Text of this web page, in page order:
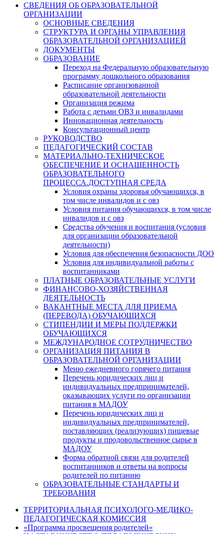
СВЕДЕНИЯ ОБ ОБРАЗОВАТЕЛЬНОЙ
ОРГАНИЗАЦИИ
ОСНОВНЫЕ СВЕДЕНИЯ
СТРУКТУРА И ОРГАНЫ УПРАВЛЕНИЯ
ОБРАЗОВАТЕЛЬНОЙ ОРГАНИЗАЦИЕЙ
ДОКУМЕНТЫ
ОБРАЗОВАНИЕ
Переход на Федеральную образовательную
программу дошкольного образования
Расписание организованной
образовательной деятельности
Организация режима
Работа с детьми ОВЗ и инвалидами
Инновационная деятельность
Консультационный центр
РУКОВОДСТВО
ПЕДАГОГИЧЕСКИЙ СОСТАВ
МАТЕРИАЛЬНО-ТЕХНИЧЕСКОЕ
ОБЕСПЕЧЕНИЕ И ОСНАЩЕННОСТЬ
ОБРАЗОВАТЕЛЬНОГО
ПРОЦЕССА.ДОСТУПНАЯ СРЕДА
Условия охраны здоровья обучающихся, в
том числе инвалидов и с овз
Условия питания обучающихся, в том числе
инвалидов и с овз
Средства обучения и воспитания (условия
для организации образовательной
деятельности)
Условия для обеспечения безопасности ДОО
Условия для индивидуальной работы с
воспитанниками
ПЛАТНЫЕ ОБРАЗОВАТЕЛЬНЫЕ УСЛУГИ
ФИНАНСОВО-ХОЗЯЙСТВЕННАЯ
ДЕЯТЕЛЬНОСТЬ
ВАКАНТНЫЕ МЕСТА ДЛЯ ПРИЕМА
(ПЕРЕВОДА) ОБУЧАЮЩИХСЯ
СТИПЕНДИИ И МЕРЫ ПОДДЕРЖКИ
ОБУЧАЮЩИХСЯ
МЕЖДУНАРОДНОЕ СОТРУДНИЧЕСТВО
ОРГАНИЗАЦИЯ ПИТАНИЯ В
ОБРАЗОВАТЕЛЬНОЙ ОРГАНИЗАЦИИ
Меню ежедневного горячего питания
Перечень юридических лиц и
индивидуальных предпринимателей,
оказывающих услуги по организации
питания в МАДОУ
Перечень юридических лиц и
индивидуальных предпринимателей,
поставляющих (реализующих) пищевые
продукты и продовольственное сырье в
МАДОУ
Форма обратной связи для родителей
воспитанников и ответы на вопросы
родителей по питанию
ОБРАЗОВАТЕЛЬНЫЕ СТАНДАРТЫ И
ТРЕБОВАНИЯ
ТЕРРИТОРИАЛЬНАЯ ПСИХОЛОГО-МЕДИКО-
ПЕДАГОГИЧЕСКАЯ КОМИССИЯ
«Программа просвещения родителей»